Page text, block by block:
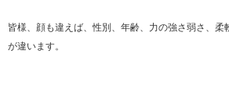
皆様、顔も違えば、性別、年齢、力の強さ弱さ、柔
が違います。